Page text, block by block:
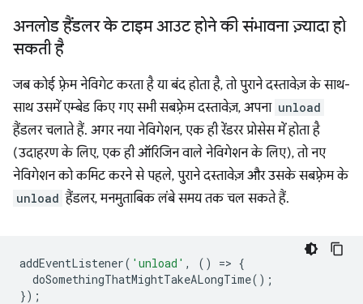
अनलोड हैंडलर के टाइम आउट होने की संभावना ज़्यादा हो
सकती है
जब कोई फ़्रेम नेविगेट करता है या बंद होता है, तो पुराने दस्तावेज़ के साथ-
साथ उसमें एम्बेड किए गए सभी सबफ़्रेम दस्तावेज़, अपना unload
हैंडलर चलाते हैं. अगर नया नेविगेशन, एक ही रेंडरर प्रोसेस में होता है
(उदाहरण के लिए, एक ही ऑरिजिन वाले नेविगेशन के लिए), तो नए
नेविगेशन को कमिट करने से पहले, पुराने दस्तावेज़ और उसके सबफ़्रेम के
unload हैंडलर, मनमुताबिक लंबे समय तक चल सकते हैं.
addEventListener( 'unload' , () => {
doSomethingThatMightTakeALongTime();
});